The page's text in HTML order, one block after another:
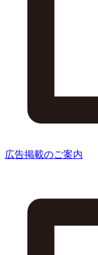
広告掲載のご案内